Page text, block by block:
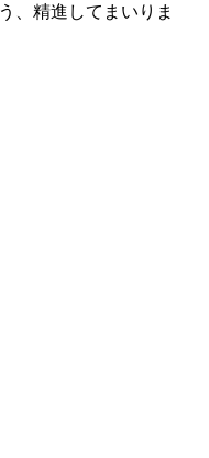
、精進してまいりま